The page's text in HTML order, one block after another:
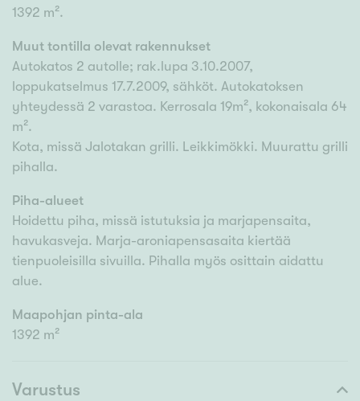
1392 m².
Muut tontilla olevat rakennukset
Autokatos 2 autolle; rak.lupa 3.10.2007,
loppukatselmus 17.7.2009, sähköt. Autokatoksen
yhteydessä 2 varastoa. Kerrosala 19m², kokonaisala 64
m².
Kota, missä Jalotakan grilli. Leikkimökki. Muurattu grilli
pihalla.
Piha-alueet
Hoidettu piha, missä istutuksia ja marjapensaita,
havukasveja. Marja-aroniapensasaita kiertää
tienpuoleisilla sivuilla. Pihalla myös osittain aidattu
alue.
Maapohjan pinta-ala
1392 m²
Varustus